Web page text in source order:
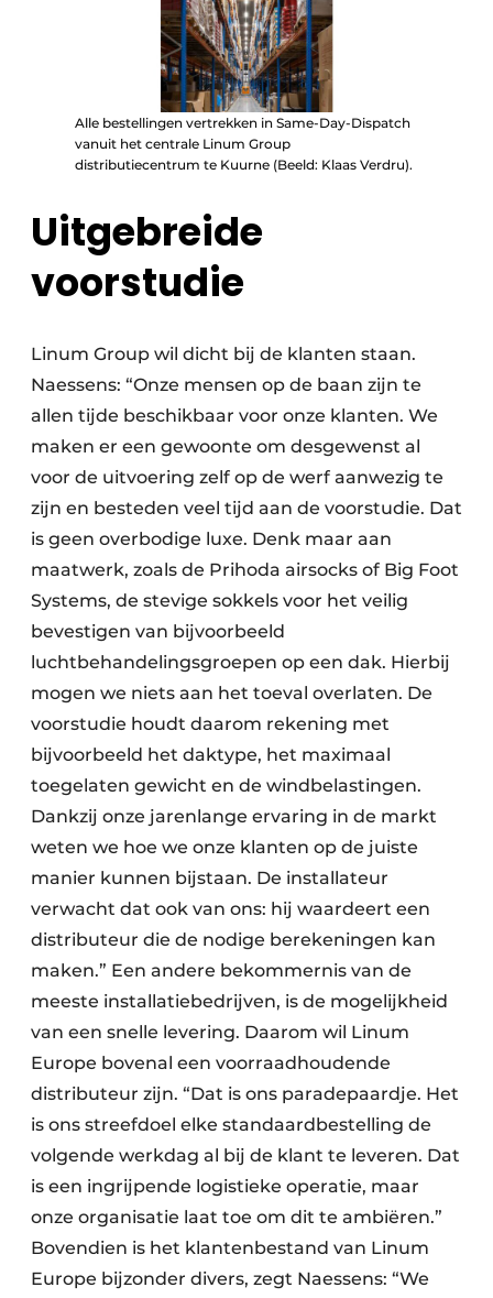
Alle bestellingen vertrekken in Same-Day-Dispatch
vanuit het centrale Linum Group
distributiecentrum te Kuurne (Beeld: Klaas Verdru).
Uitgebreide
voorstudie
Linum Group wil dicht bij de klanten staan.
Naessens: “Onze mensen op de baan zijn te
allen tijde beschikbaar voor onze klanten. We
maken er een gewoonte om desgewenst al
voor de uitvoering zelf op de werf aanwezig te
zijn en besteden veel tijd aan de voorstudie. Dat
is geen overbodige luxe. Denk maar aan
maatwerk, zoals de Prihoda airsocks of Big Foot
Systems, de stevige sokkels voor het veilig
bevestigen van bijvoorbeeld
luchtbehandelingsgroepen op een dak. Hierbij
mogen we niets aan het toeval overlaten. De
voorstudie houdt daarom rekening met
bijvoorbeeld het daktype, het maximaal
toegelaten gewicht en de windbelastingen.
Dankzij onze jarenlange ervaring in de markt
weten we hoe we onze klanten op de juiste
manier kunnen bijstaan. De installateur
verwacht dat ook van ons: hij waardeert een
distributeur die de nodige berekeningen kan
maken.” Een andere bekommernis van de
meeste installatiebedrijven, is de mogelijk­heid
van een snelle levering. Daarom wil Linum
Europe bovenal een voorraad­houdende
distributeur zijn. “Dat is ons paradepaardje. Het
is ons streefdoel elke standaardbestelling de
volgende werkdag al bij de klant te leveren. Dat
is een ingrijpende logistieke operatie, maar
onze organisatie laat toe om dit te ambiëren.”
Bovendien is het klantenbestand van Linum
Europe bijzonder divers, zegt Naessens: “We